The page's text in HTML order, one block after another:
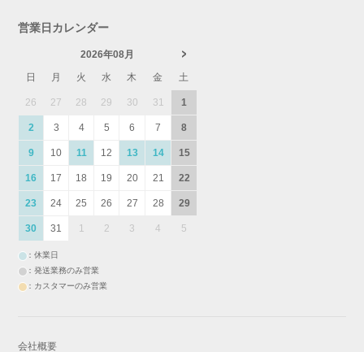
営業日カレンダー
2026年08月
日
月 火 水 木 金 土
26 27 28 29 30 31 1
2 3 4 5 6 7 8
9 10 11 12 13 14 15
16 17 18 19 20 21 22
23 24 25 26 27 28 29
30 31 1 2 3 4 5
：休業日
：発送業務のみ営業
：カスタマーのみ営業
会社概要